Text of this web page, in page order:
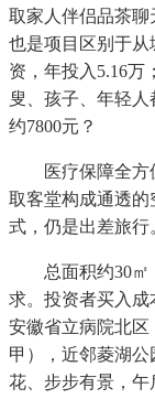
取家人伴侣品茶聊
也是项目区别于
资，年投入5.16万
叟、孩子、年轻
约7800元？
医疗保障全方位
取客堂构成通透的
式，仍是出差旅行
总面积约30㎡，
求。投资者买入成
安徽省立病院北
甲），近邻菱湖
花、步步有景，